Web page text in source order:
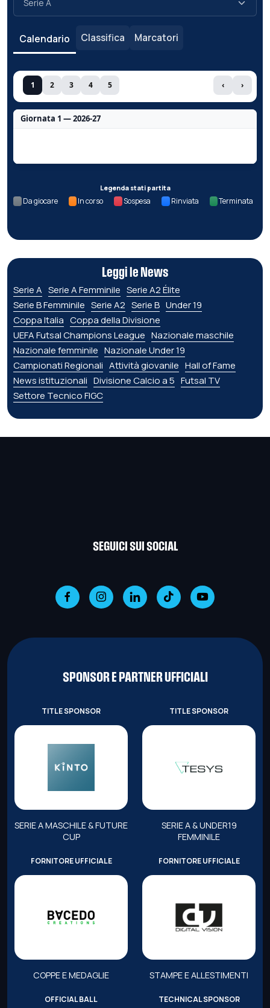
Calendario Classifica Marcatori
1 2 3 4 5 ‹ ›
Giornata 1 — 2026-27
Legenda stati partita
Da giocare In corso Sospesa Rinviata Terminata
Leggi le News
Serie A Serie A Femminile Serie A2 Élite
Serie B Femminile Serie A2 Serie B Under 19
Coppa Italia Coppa della Divisione
UEFA Futsal Champions League Nazionale maschile
Nazionale femminile Nazionale Under 19
Campionati Regionali Attività giovanile Hall of Fame
News istituzionali Divisione Calcio a 5 Futsal TV
Settore Tecnico FIGC
SEGUICI SUI SOCIAL
SPONSOR E PARTNER UFFICIALI
TITLE SPONSOR
SERIE A MASCHILE & FUTURE
CUP
TITLE SPONSOR
SERIE A & UNDER19
FEMMINILE
FORNITORE UFFICIALE
COPPE E MEDAGLIE
FORNITORE UFFICIALE
STAMPE E ALLESTIMENTI
OFFICIAL BALL TECHNICAL SPONSOR